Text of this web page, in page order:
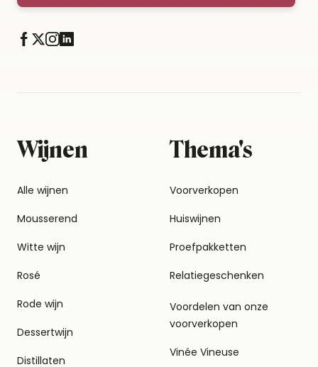
Wijnen
Alle wijnen
Mousserend
Witte wijn
Rosé
Rode wijn
Dessertwijn
Distillaten
Thema's
Voorverkopen
Huiswijnen
Proefpakketten
Relatiegeschenken
Voordelen van onze
voorverkopen
Vinée Vineuse